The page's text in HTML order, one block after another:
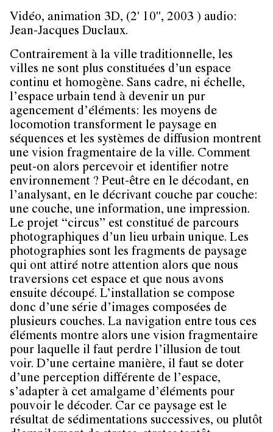
Vidéo, animation 3D, (2' 10'', 2003 ) audio:
Jean-Jacques Duclaux.
Contrairement à la ville traditionnelle, les
villes ne sont plus constituées d’un espace
continu et homogène. Sans cadre, ni échelle,
l’espace urbain tend à devenir un pur
agencement d’éléments: les moyens de
locomotion transforment le paysage en
séquences et les systèmes de diffusion montrent
une vision fragmentaire de la ville. Comment
peut-on alors percevoir et identifier notre
environnement ? Peut-être en le décodant, en
l’analysant, en le décrivant couche par couche:
une couche, une information, une impression.
Le projet “circus” est constitué de parcours
photographiques d’un lieu urbain unique. Les
photographies sont les fragments de paysage
qui ont attiré notre attention alors que nous
traversions cet espace et que nous avons
ensuite découpé. L’installation se compose
donc d’une série d’images composées de
plusieurs couches. La navigation entre tous ces
éléments montre alors une vision fragmentaire
pour laquelle il faut perdre l’illusion de tout
voir. D’une certaine manière, il faut se doter
d’une perception différente de l’espace,
s’adapter à cet amalgame d’éléments pour
pouvoir le décoder. Car ce paysage est le
résultat de sédimentations successives, ou plutôt